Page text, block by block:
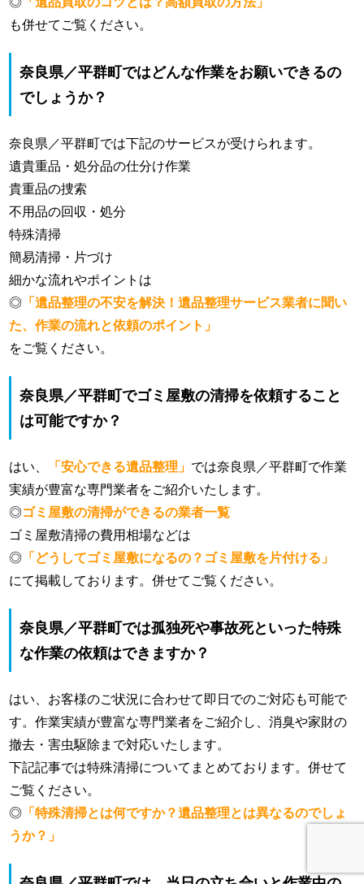
も併せてご覧ください。
奈良県／平群町ではどんな作業をお願いできるの
でしょうか？
奈良県／平群町では下記のサービスが受けられます。
遺貴重品・処分品の仕分け作業
貴重品の捜索
不用品の回収・処分
特殊清掃
簡易清掃・片づけ
細かな流れやポイントは
◎ 「遺品整理の不安を解決！遺品整理サービス業者に聞い
た、作業の流れと依頼のポイント」
をご覧ください。
奈良県／平群町でゴミ屋敷の清掃を依頼すること
は可能ですか？
はい、 「安心できる遺品整理」 では奈良県／平群町で作業
実績が豊富な専門業者をご紹介いたします。
◎ゴミ屋敷の清掃ができるの業者一覧
ゴミ屋敷清掃の費用相場などは
◎ 「どうしてゴミ屋敷になるの？ゴミ屋敷を片付ける」
にて掲載しております。併せてご覧ください。
奈良県／平群町では孤独死や事故死といった特殊
な作業の依頼はできますか？
はい、お客様のご状況に合わせて即日でのご対応も可能で
す。作業実績が豊富な専門業者をご紹介し、消臭や家財の
撤去・害虫駆除まで対応いたします。
下記記事では特殊清掃についてまとめております。併せて
ご覧ください。
◎ 「特殊清掃とは何ですか？遺品整理とは異なるのでしょ
うか？」